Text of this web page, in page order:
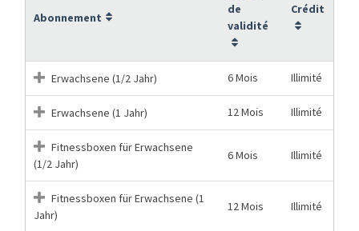
Abonnement
de
validité
Crédit
Erwachsene (1/2 Jahr) 6 Mois Illimité
Erwachsene (1 Jahr) 12 Mois Illimité
Fitnessboxen für Erwachsene
(1/2 Jahr)
6 Mois Illimité
Fitnessboxen für Erwachsene (1
Jahr)
12 Mois Illimité